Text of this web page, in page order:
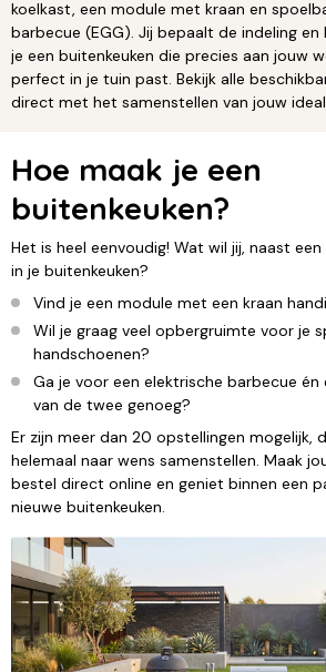
koelkast, een module met kraan en
barbecue (EGG). Jij bepaalt de indeling
je een buitenkeuken die precies aan jouw
perfect in je tuin past. Bekijk alle
direct met het samenstellen van jouw
Hoe maak je een
buitenkeuken?
Het is heel eenvoudig! Wat wil jij, naast
in je buitenkeuken?
Vind je een module met een kraan
Wil je graag veel opbergruimte voor je
handschoenen?
Ga je voor een elektrische barbecue én
van de twee genoeg?
Er zijn meer dan 20 opstellingen mogelijk,
helemaal naar wens samenstellen. Maak
bestel direct online en geniet binnen een
nieuwe buitenkeuken.